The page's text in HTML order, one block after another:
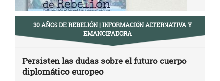
30 AÑOS DE REBELIÓN | INFORMACIÓN ALTERNATIVA Y
EMANCIPADORA
Persisten las dudas sobre el futuro cuerpo
diplomático europeo